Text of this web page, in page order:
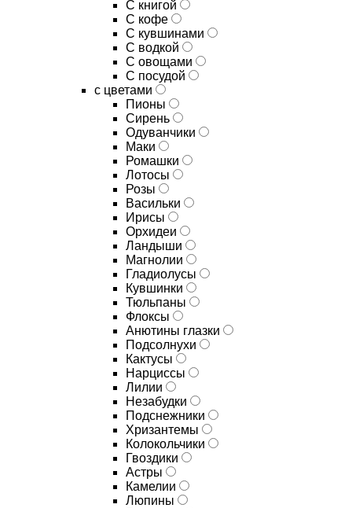
C книгой
C кофе
C кувшинами
C водкой
C овощами
C посудой
с цветами
Пионы
Сирень
Одуванчики
Маки
Ромашки
Лотосы
Розы
Васильки
Ирисы
Орхидеи
Ландыши
Магнолии
Гладиолусы
Кувшинки
Тюльпаны
Флоксы
Анютины глазки
Подсолнухи
Кактусы
Нарциссы
Лилии
Незабудки
Подснежники
Хризантемы
Колокольчики
Гвоздики
Астры
Камелии
Люпины